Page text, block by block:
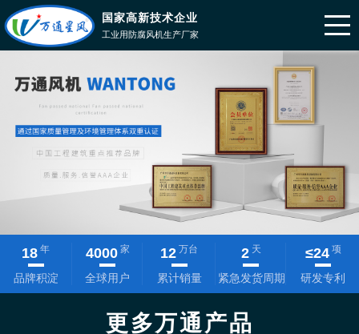
国家高新技术企业
工业用防腐风机生产厂家
18 年
品牌积淀
4000家
全球用户
12 万台
累计销量
2 天
紧急发货周期
≤24 项
研发专利
更多万通产品